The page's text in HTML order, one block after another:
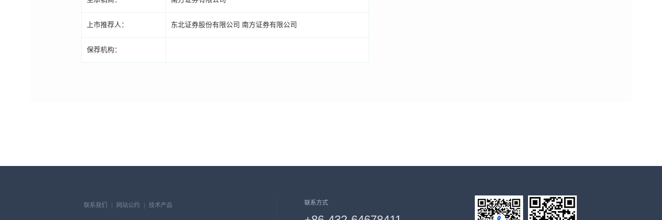
上市推荐人： 东北证券股份有限公司 南方证券有限公司
保荐机构：
联系我们 网站公约 技术产品 联系方式